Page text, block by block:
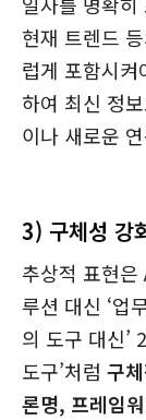
현재 트렌드
럽게 포함시
하여 최신 정
이나 새로운
3) 구체성 강
추상적 표현
루션 대신 ‘업
의 도구 대신’
도구’처럼 구
론명, 프레임